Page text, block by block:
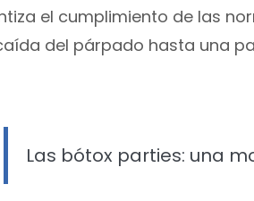
el cumplimiento de las
del párpado hasta una
Las bótox parties: una